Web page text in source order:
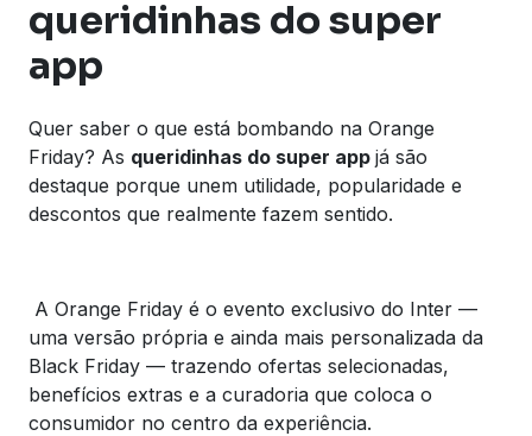
queridinhas do super
app
Quer saber o que está bombando na Orange
Friday? As queridinhas do super app já são
destaque porque unem utilidade, popularidade e
descontos que realmente fazem sentido.
A Orange Friday é o evento exclusivo do Inter —
uma versão própria e ainda mais personalizada da
Black Friday — trazendo ofertas selecionadas,
benefícios extras e a curadoria que coloca o
consumidor no centro da experiência.